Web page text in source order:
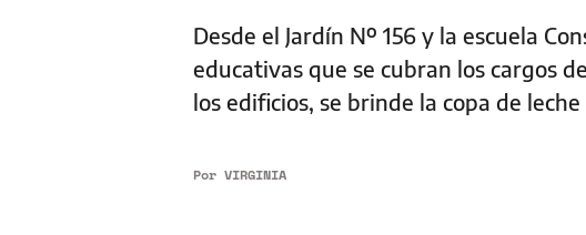
Desde el Jardín Nº 156 y la escuela
educativas que se cubran los cargos
los edificios, se brinde la copa de
Por VIRGINIA